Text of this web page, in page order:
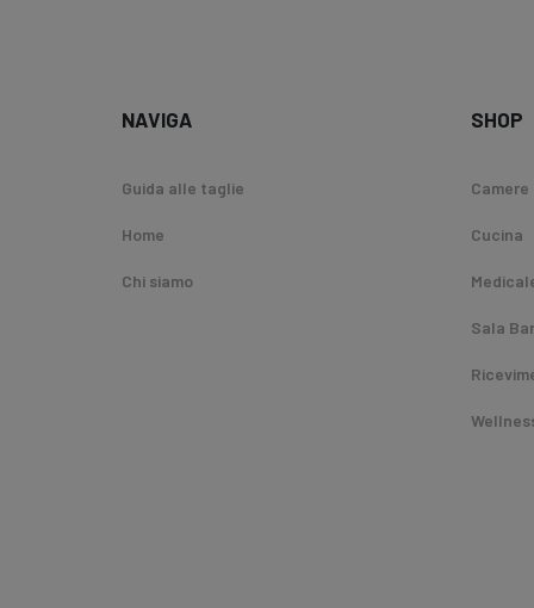
NAVIGA
Guida alle taglie
Home
Chi siamo
SHOP
Camere
Cucina
Sala Bar